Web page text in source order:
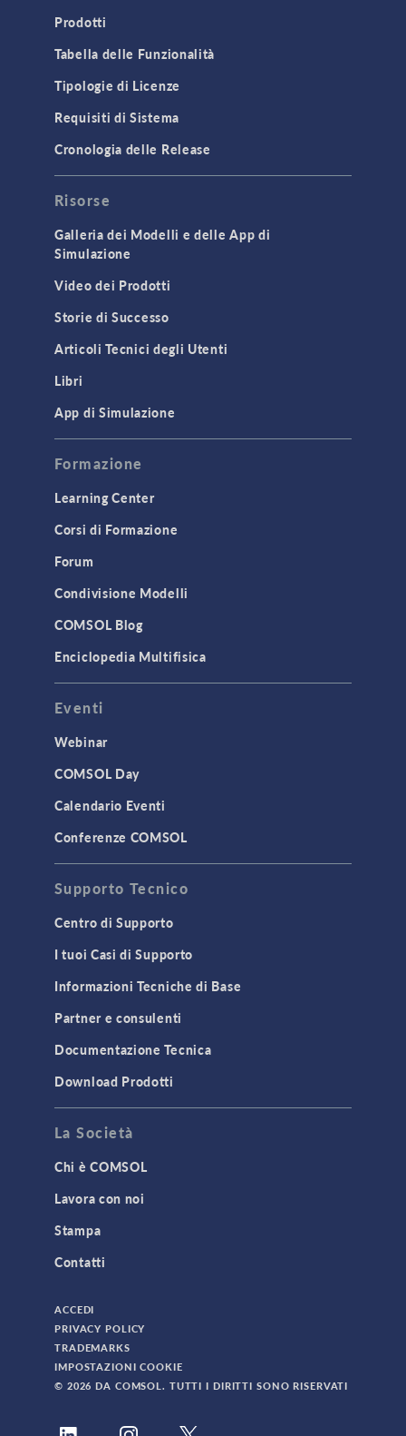
Prodotti
Tabella delle Funzionalità
Tipologie di Licenze
Requisiti di Sistema
Cronologia delle Release
Risorse
Galleria dei Modelli e delle App di
Simulazione
Video dei Prodotti
Storie di Successo
Articoli Tecnici degli Utenti
Libri
App di Simulazione
Formazione
Learning Center
Corsi di Formazione
Forum
Condivisione Modelli
COMSOL Blog
Enciclopedia Multifisica
Eventi
Webinar
COMSOL Day
Calendario Eventi
Conferenze COMSOL
Supporto Tecnico
Centro di Supporto
I tuoi Casi di Supporto
Informazioni Tecniche di Base
Partner e consulenti
Documentazione Tecnica
Download Prodotti
La Società
Chi è COMSOL
Lavora con noi
Stampa
Contatti
ACCEDI
PRIVACY POLICY
TRADEMARKS
IMPOSTAZIONI COOKIE
© 2026 DA COMSOL. TUTTI I DIRITTI SONO RISERVATI